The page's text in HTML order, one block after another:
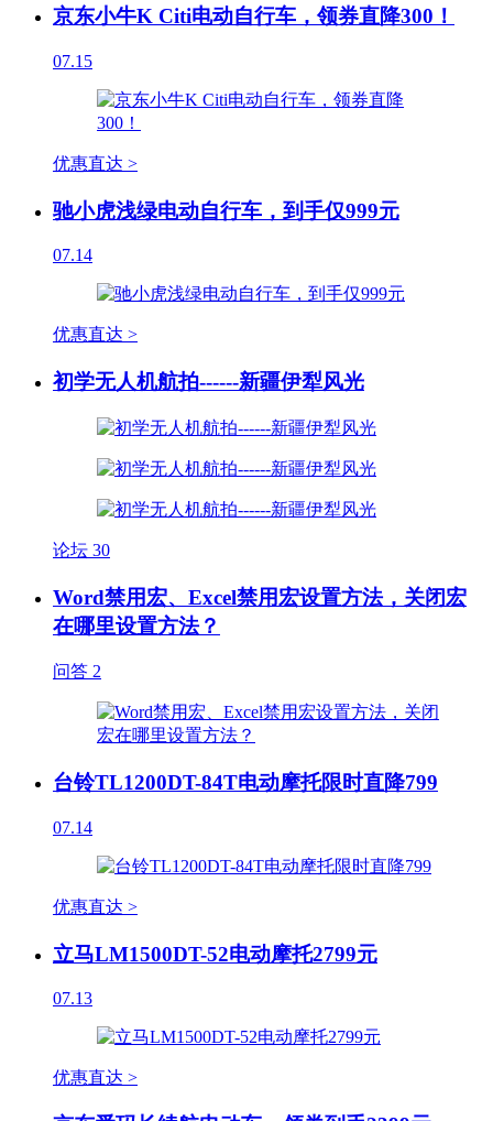
京东小牛K Citi电动自行车，领券直降300！
07.15
优惠直达 >
驰小虎浅绿电动自行车，到手仅999元
07.14
优惠直达 >
初学无人机航拍------新疆伊犁风光
论坛 30
Word禁用宏、Excel禁用宏设置方法，关闭宏
在哪里设置方法？
问答 2
台铃TL1200DT-84T电动摩托限时直降799
07.14
优惠直达 >
立马LM1500DT-52电动摩托2799元
07.13
优惠直达 >